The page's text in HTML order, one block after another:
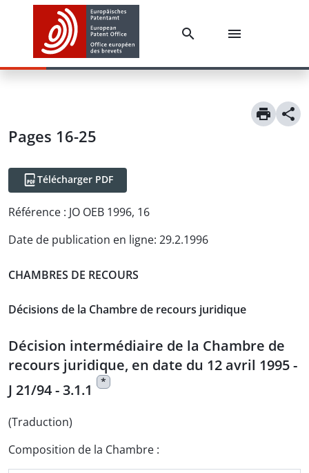
Pages 16-25
Télécharger PDF
Référence : JO OEB 1996, 16
Date de publication en ligne: 29.2.1996
CHAMBRES DE RECOURS
Décisions de la Chambre de recours juridique
Décision intermédiaire de la Chambre de
recours juridique, en date du 12 avril 1995 -
J 21/94 - 3.1.1
*
(Traduction)
Composition de la Chambre :